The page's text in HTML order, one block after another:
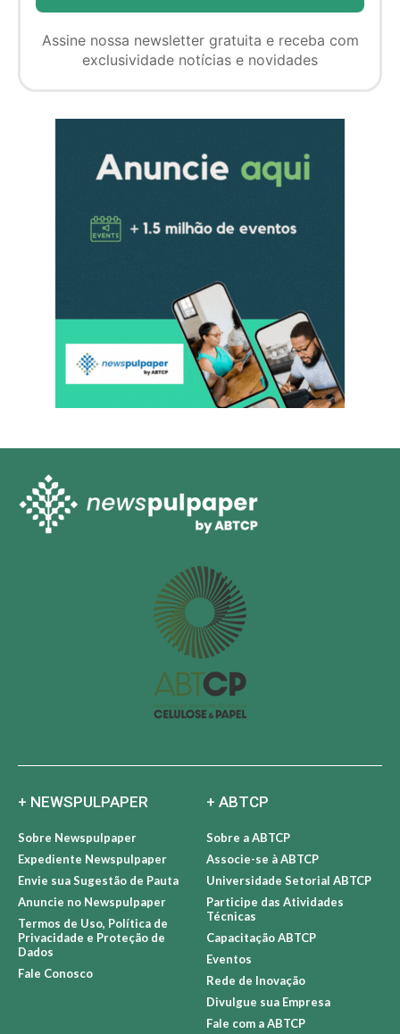
Assine nossa newsletter gratuita e receba com
exclusividade notícias e novidades
+ NEWSPULPAPER
Sobre Newspulpaper
Expediente Newspulpaper
Envie sua Sugestão de Pauta
Anuncie no Newspulpaper
Termos de Uso, Política de
Privacidade e Proteção de
Dados
Fale Conosco
+ ABTCP
Sobre a ABTCP
Associe-se à ABTCP
Universidade Setorial ABTCP
Participe das Atividades
Técnicas
Capacitação ABTCP
Eventos
Rede de Inovação
Divulgue sua Empresa
Fale com a ABTCP